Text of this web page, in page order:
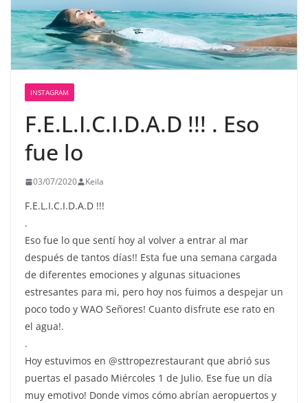
INSTAGRAM
F.E.L.I.C.I.D.A.D !!! . Eso
fue lo
03/07/2020 Keila
F.E.L.I.C.I.D.A.D !!!
.
Eso fue lo que sentí hoy al volver a entrar al mar
después de tantos días!! Esta fue una semana cargada
de diferentes emociones y algunas situaciones
estresantes para mi, pero hoy nos fuimos a despejar un
poco todo y WAO Señores! Cuanto disfrute ese rato en
el agua!.
.
Hoy estuvimos en @sttropezrestaurant que abrió sus
puertas el pasado Miércoles 1 de Julio. Ese fue un día
muy emotivo! Donde vimos cómo abrían aeropuertos y